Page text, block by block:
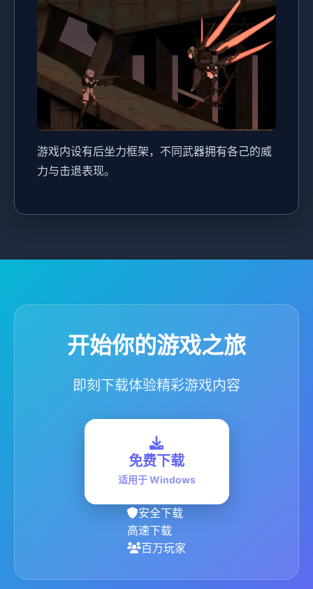
游戏内设有后坐力框架，不同武器拥有各己的威
力与击退表现。
开始你的游戏之旅
即刻下载体验精彩游戏内容
免费下载
适用于 Windows
安全下载
高速下载
百万玩家